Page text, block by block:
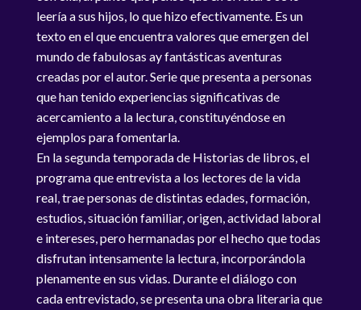
leería a sus hijos, lo que hizo efectivamente. Es un
texto en el que encuentra valores que emergen del
mundo de fabulosas ay fantásticas aventuras
creadas por el autor. Serie que presenta a personas
que han tenido experiencias significativas de
acercamiento a la lectura, constituyéndose en
ejemplos para fomentarla.
En la segunda temporada de Historias de libros, el
programa que entrevista a los lectores de la vida
real, trae personas de distintas edades, formación,
estudios, situación familiar, origen, actividad laboral
e intereses, pero hermanadas por el hecho que todas
disfrutan intensamente la lectura, incorporándola
plenamente en sus vidas. Durante el diálogo con
cada entrevistado, se presenta una obra literaria que